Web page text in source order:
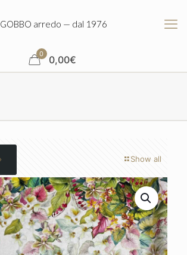
GOBBO arredo — dal 1976
0 0,00€
Show all